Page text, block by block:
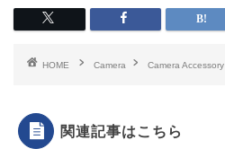
HOME Camera Camera Accessory
関連記事はこちら